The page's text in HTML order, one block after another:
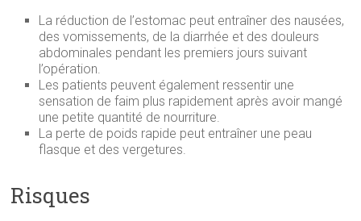
La réduction de l’estomac peut entraîner des nausées,
des vomissements, de la diarrhée et des douleurs
abdominales pendant les premiers jours suivant
l’opération.
Les patients peuvent également ressentir une
sensation de faim plus rapidement après avoir mangé
une petite quantité de nourriture.
La perte de poids rapide peut entraîner une peau
flasque et des vergetures.
Risques